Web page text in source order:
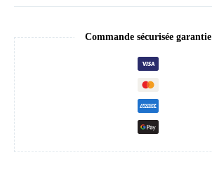
Commande sécurisée garantie